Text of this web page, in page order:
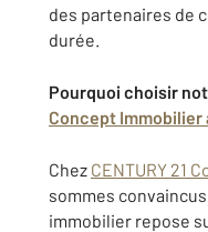
des partenaires de
durée.
Pourquoi choisir
Concept
Chez CENTURY 21
sommes
immobilier repose